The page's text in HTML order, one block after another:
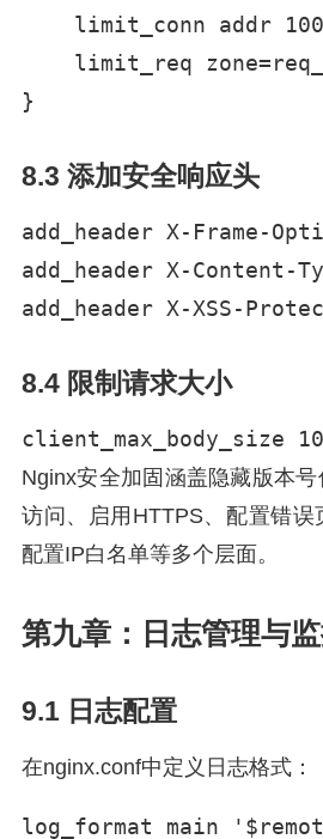
limit_conn addr
limit_req
}
8.3 添加安全响应头
add_header X-Frame-
add_header X-
add_header X-XSS-
8.4 限制请求大小
client_max_body_size
Nginx安全加固涵盖隐藏版本
访问、启用HTTPS、配置错误
配置IP白名单等多个层面。
第九章：日志管理与
9.1 日志配置
在nginx.conf中定义日志格式：
log_format main